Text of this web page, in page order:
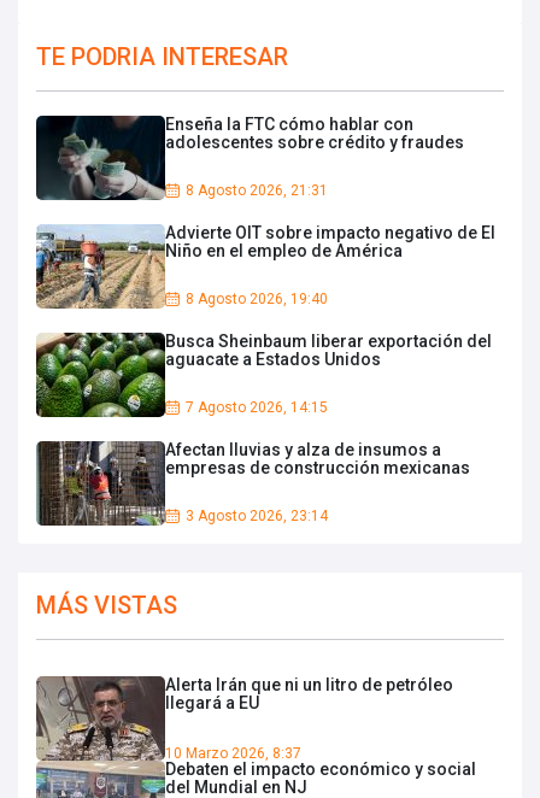
TE PODRIA INTERESAR
Enseña la FTC cómo hablar con
adolescentes sobre crédito y fraudes
8 Agosto 2026, 21:31
Advierte OIT sobre impacto negativo de El
Niño en el empleo de América
8 Agosto 2026, 19:40
Busca Sheinbaum liberar exportación del
aguacate a Estados Unidos
7 Agosto 2026, 14:15
Afectan lluvias y alza de insumos a
empresas de construcción mexicanas
3 Agosto 2026, 23:14
MÁS VISTAS
Alerta Irán que ni un litro de petróleo
llegará a EU
10 Marzo 2026, 8:37
Debaten el impacto económico y social
del Mundial en NJ